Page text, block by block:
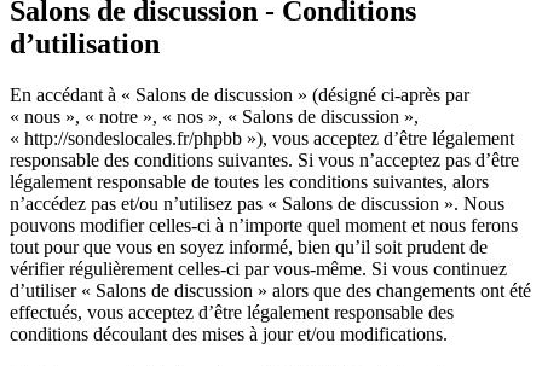
Salons de discussion - Conditions
d’utilisation
En accédant à « Salons de discussion » (désigné ci-après par
« nous », « notre », « nos », « Salons de discussion »,
« http://sondeslocales.fr/phpbb »), vous acceptez d’être légalement
responsable des conditions suivantes. Si vous n’acceptez pas d’être
légalement responsable de toutes les conditions suivantes, alors
n’accédez pas et/ou n’utilisez pas « Salons de discussion ». Nous
pouvons modifier celles-ci à n’importe quel moment et nous ferons
tout pour que vous en soyez informé, bien qu’il soit prudent de
vérifier régulièrement celles-ci par vous-même. Si vous continuez
d’utiliser « Salons de discussion » alors que des changements ont été
effectués, vous acceptez d’être légalement responsable des
conditions découlant des mises à jour et/ou modifications.